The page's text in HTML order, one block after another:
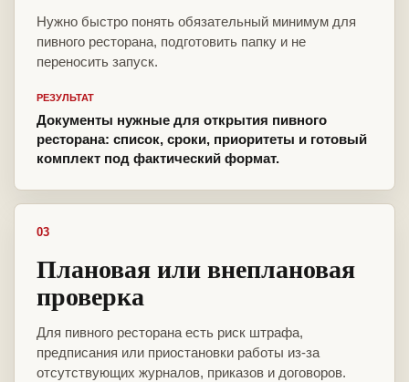
Нужно быстро понять обязательный минимум для
пивного ресторана, подготовить папку и не
переносить запуск.
РЕЗУЛЬТАТ
Документы нужные для открытия пивного
ресторана: список, сроки, приоритеты и готовый
комплект под фактический формат.
03
Плановая или внеплановая
проверка
Для пивного ресторана есть риск штрафа,
предписания или приостановки работы из-за
отсутствующих журналов, приказов и договоров.